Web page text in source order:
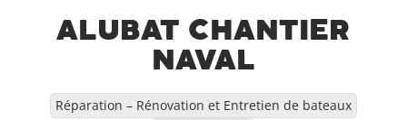
ALUBAT CHANTIER
NAVAL
Réparation – Rénovation et Entretien de bateaux